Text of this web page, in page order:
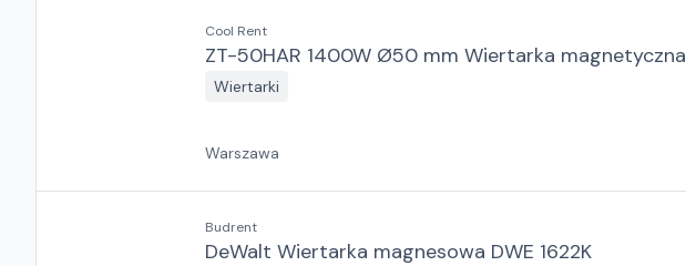
Cool Rent
ZT-50HAR 1400W Ø50 mm Wiertarka magnetyczna
Wiertarki
Warszawa
Budrent
DeWalt Wiertarka magnesowa DWE 1622K